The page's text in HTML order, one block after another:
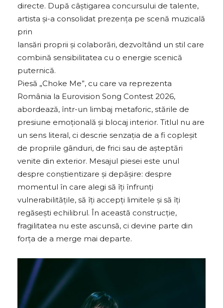
directe. După câștigarea concursului de talente,
artista și-a consolidat prezența pe scenă muzicală
prin
lansări proprii și colaborări, dezvoltând un stil care
combină sensibilitatea cu o energie scenică
puternică.
Piesă „Choke Me”, cu care va reprezenta
România la Eurovision Song Contest 2026,
abordează, într-un limbaj metaforic, stările de
presiune emoțională și blocaj interior. Titlul nu are
un sens literal, ci descrie senzația de a fi copleșit
de propriile gânduri, de frici sau de așteptări
venite din exterior. Mesajul piesei este unul
despre conștientizare și depășire: despre
momentul în care alegi să îți înfrunți
vulnerabilitățile, să îți accepți limitele și să îți
regăsești echilibrul. În această construcție,
fragilitatea nu este ascunsă, ci devine parte din
forța de a merge mai departe.